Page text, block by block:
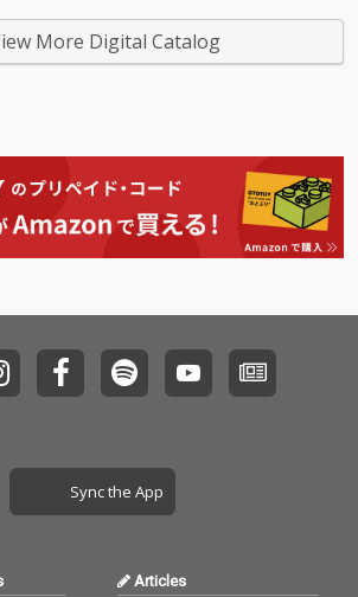
や魚な
や環
なります。
More Digital Catalog
Sync the App
Articles